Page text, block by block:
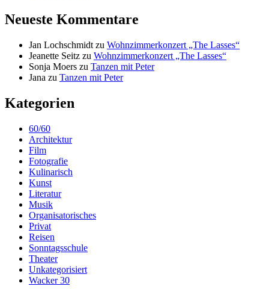
Neueste Kommentare
Jan Lochschmidt zu Wohnzimmerkonzert „The Lasses“
Jeanette Seitz zu Wohnzimmerkonzert „The Lasses“
Sonja Moers zu Tanzen mit Peter
Jana zu Tanzen mit Peter
Kategorien
60/60
Architektur
Film
Fotografie
Kulinarisch
Kunst
Literatur
Musik
Organisatorisches
Privat
Reisen
Sonntagsschule
Theater
Unkategorisiert
Wacker 30